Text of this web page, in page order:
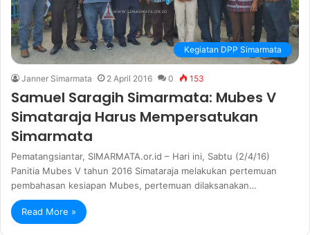
Kegiatan DPP Simarmata
Janner Simarmata 2 April 2016 0 153
Samuel Saragih Simarmata: Mubes V
Simataraja Harus Mempersatukan
Simarmata
Pematangsiantar, SIMARMATA.or.id – Hari ini, Sabtu (2/4/16)
Panitia Mubes V tahun 2016 Simataraja melakukan pertemuan
pembahasan kesiapan Mubes, pertemuan dilaksanakan…
Read More »